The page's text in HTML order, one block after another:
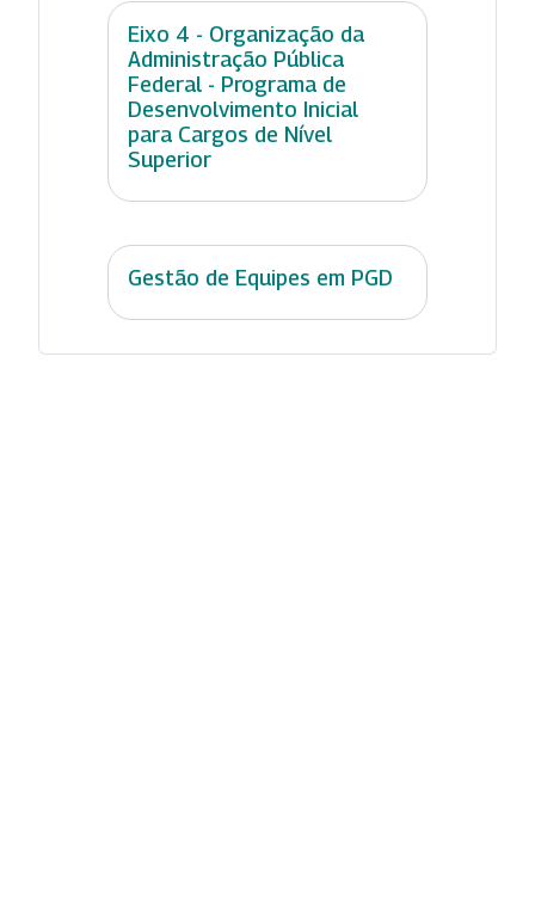
Eixo 4 - Organização da
Administração Pública
Federal - Programa de
Desenvolvimento Inicial
para Cargos de Nível
Superior
Gestão de Equipes em PGD